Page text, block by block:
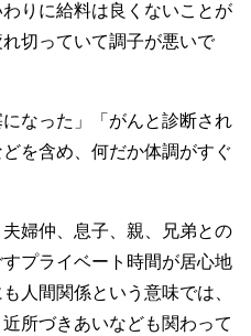
りに給料は良くないことが
切っていて調子が悪いで
なった」「がんと診断され
を含め、何だか体調がすぐ
婦仲、息子、親、兄弟との
プライベート時間が居心地
人間関係という意味では、
所づきあいなども関わって